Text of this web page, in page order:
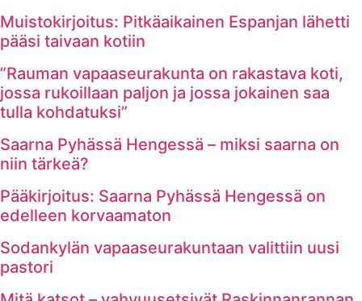
Muistokirjoitus: Pitkäaikainen Espanjan lähetti
pääsi taivaan kotiin
”Rauman vapaaseurakunta on rakastava koti,
jossa rukoillaan paljon ja jossa jokainen saa
tulla kohdatuksi”
Saarna Pyhässä Hengessä – miksi saarna on
niin tärkeä?
Pääkirjoitus: Saarna Pyhässä Hengessä on
edelleen korvaamaton
Sodankylän vapaaseurakuntaan valittiin uusi
pastori